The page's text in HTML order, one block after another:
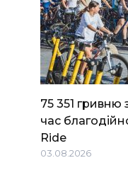
75 351 гривню
час
Ride
03.08.2026